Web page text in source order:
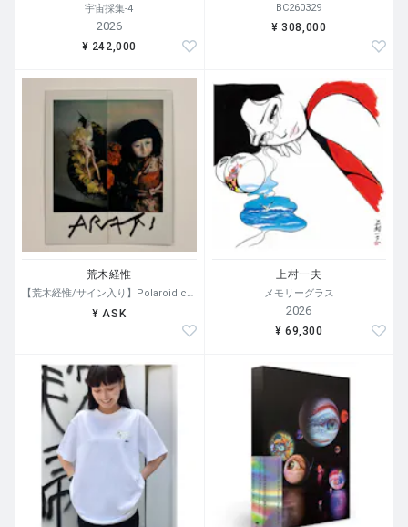
宇宙採集-4
2026
¥ 242,000
BC260329
¥ 308,000
荒木経惟
【荒木経惟/サイン入り】Polaroid collage
¥ ASK
上村一夫
メモリーグラス
2026
¥ 69,300